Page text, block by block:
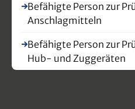
Befähigte Person zur
Anschlagmitteln
Befähigte Person zur
Hub- und Zuggeräten